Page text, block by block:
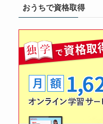
おうちで資格取得